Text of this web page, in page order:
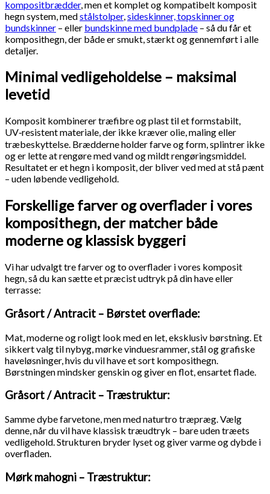
kompositbrædder, men et komplet og kompatibelt komposit
hegn system, medstålstolper, sideskinner, topskinner og
bundskinner – eller bundskinne med bundplade – så du får et
komposithegn, der både er smukt, stærkt og gennemført i alle
detaljer.
Minimal vedligeholdelse – maksimal
levetid
Komposit kombinerer træfibre og plast til et formstabilt,
UV‑resistent materiale, der ikke kræver olie, maling eller
træbeskyttelse. Brædderne holder farve og form, splintrer ikke
og er lette at rengøre med vand og mildt rengøringsmiddel.
Resultatet er et hegn i komposit, der bliver ved med at stå pænt
– uden løbende vedligehold.
Forskellige farver og overflader i vores
komposithegn, der matcher både
moderne og klassisk byggeri
Vi har udvalgt tre farver og to overflader i vores komposit
hegn, så du kan sætte et præcist udtryk på din have eller
terrasse:
Gråsort / Antracit – Børstet overflade:
Mat, moderne og roligt look med en let, eksklusiv børstning. Et
sikkert valg til nybyg, mørke vinduesrammer, stål og grafiske
haveløsninger, hvis du vil have et sort komposithegn.
Børstningen mindsker genskin og giver en flot, ensartet flade.
Gråsort / Antracit – Træstruktur:
Samme dybe farvetone, men med naturtro træpræg. Vælg
denne, når du vil have klassisk træudtryk – bare uden træets
vedligehold. Strukturen bryder lyset og giver varme og dybde i
overfladen.
Mørk mahogni – Træstruktur: